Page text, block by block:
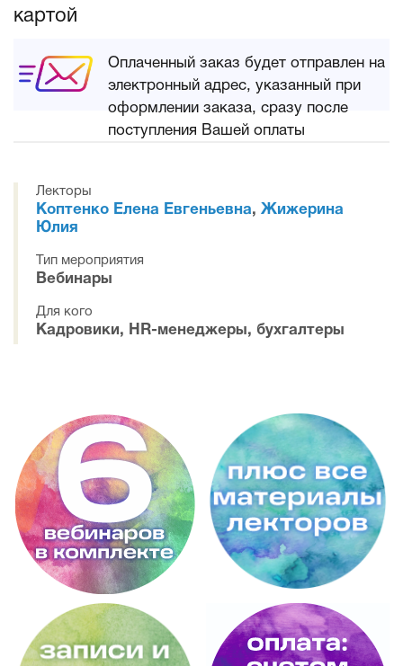
картой
Оплаченный заказ будет отправлен на
электронный адрес, указанный при
оформлении заказа, сразу после
поступления Вашей оплаты
Лекторы
Коптенко Елена Евгеньевна, Жижерина
Юлия
Тип мероприятия
Вебинары
Для кого
Кадровики, HR-менеджеры, бухгалтеры